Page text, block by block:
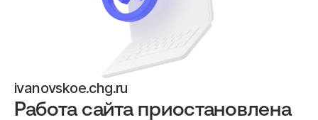
ivanovskoe.chg.ru
Работа сайта приостановлена